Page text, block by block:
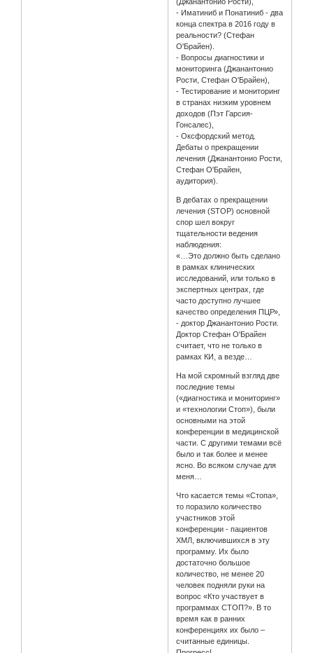
- Иматиниб и Понатиниб - два
конца спектра в 2016 году в
реальности? (Стефан
О'Брайен).
- Вопросы диагностики и
мониторинга (Джанантонио
Рости, Стефан О'Брайен),
- Тестирование и мониторинг
в странах низким уровнем
доходов (Пэт Гарсия-
Гонсалес),
- Оксфордский метод.
Дебаты о прекращении
лечения (Джанантонио Рости,
Стефан О'Брайен,
аудитория).
В дебатах о прекращении
лечения (STOP) основной
спор шел вокруг
тщательности ведения
наблюдения:
«…Это должно быть сделано
в рамках клинических
исследований, или только в
экспертных центрах, где
часто доступно лучшее
качество определения ПЦР»,
- доктор Джанантонио Рости.
Доктор Стефан О'Брайен
считает, что не только в
рамках КИ, а везде…
На мой скромный взгляд две
последние темы
(«диагностика и мониторинг»
и «технологии Стоп»), были
основными на этой
конференции в медицинской
части. С другими темами всё
было и так более и менее
ясно. Во всяком случае для
меня…
Что касается темы «Стопа»,
то поразило количество
участников этой
конференции - пациентов
ХМЛ, включившихся в эту
программу. Их было
достаточно большое
количество, не менее 20
человек подняли руки на
вопрос «Кто участвует в
программах СТОП?». В то
время как в ранних
конференциях их было –
считанные единицы.